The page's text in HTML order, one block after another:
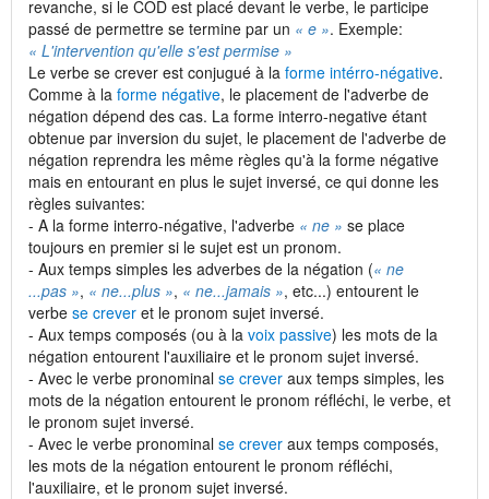
revanche, si le COD est placé devant le verbe, le participe
passé de permettre se termine par un « e ». Exemple:
« L'intervention qu'elle s'est permise »
Le verbe se crever est conjugué à la forme intérro-négative.
Comme à la forme négative, le placement de l'adverbe de
négation dépend des cas. La forme interro-negative étant
obtenue par inversion du sujet, le placement de l'adverbe de
négation reprendra les même règles qu'à la forme négative
mais en entourant en plus le sujet inversé, ce qui donne les
règles suivantes:
- A la forme interro-négative, l'adverbe « ne » se place
toujours en premier si le sujet est un pronom.
- Aux temps simples les adverbes de la négation (« ne
...pas », « ne...plus », « ne...jamais », etc...) entourent le
verbe se crever et le pronom sujet inversé.
- Aux temps composés (ou à la voix passive) les mots de la
négation entourent l'auxiliaire et le pronom sujet inversé.
- Avec le verbe pronominal se crever aux temps simples, les
mots de la négation entourent le pronom réfléchi, le verbe, et
le pronom sujet inversé.
- Avec le verbe pronominal se crever aux temps composés,
les mots de la négation entourent le pronom réfléchi,
l'auxiliaire, et le pronom sujet inversé.